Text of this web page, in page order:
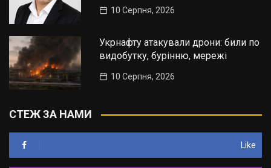
10 Серпня, 2026
Укрнафту атакували дрони: били по
видобутку, бурінню, мережі
10 Серпня, 2026
СТЕЖ ЗА НАМИ
Like